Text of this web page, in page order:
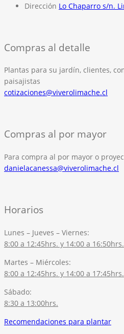
Dirección Lo Chaparro s/n.
Compras al detalle
Plantas para su jardín, clientes,
paisajistas
cotizaciones@viverolimache.cl
Compras al por mayor
Para compra al por mayor o
danielacanessa@viverolimache.cl
Horarios
Lunes – Jueves – Viernes:
8:00 a 12:45hrs. y 14:00 a 16:50hrs.
Martes – Miércoles:
8:00 a 12:45hrs. y 14:00 a 17:45hrs.
Sábado:
8:30 a 13:00hrs.
Recomendaciones para plantar